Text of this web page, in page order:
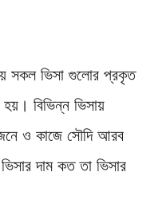
সকল ভিসা গুলোর প্রকৃত
বিভিন্ন ভিসায়
ও কাজে সৌদি আরব
দাম কত তা ভিসার